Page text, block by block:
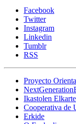
Facebook
Twitter
Instagram
Linkedin
Tumblr
RSS
Proyecto Orienta
Ikastolen
Cooperativa de
Erkide